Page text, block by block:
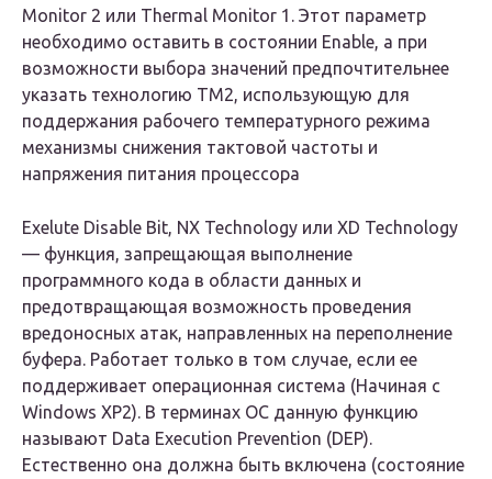
Моnitоr 2 или Тhermal Моnitоr 1. Этот параметр
необходимо оставить в состоянии Enable , а при
возможности выбора значений предпочтительнее
указать технологию ТМ2, использующую для
поддержания рабочего температурного режима
механизмы снижения тактовой частоты и
напряжения питания процессора
Exelute Disable Bit, NX Technology или XD Technology
— функция, запрещающая выполнение
программного кода в области данных и
предотвращающая возможность проведения
вредоносных атак, направленных на переполнение
буфера. Работает только в том случае, если ее
поддерживает операционная система (Начиная с
Windows XP2). В терминах ОС данную функцию
называют Data Execution Prevention (DEP).
Естественно она должна быть включена (состояние